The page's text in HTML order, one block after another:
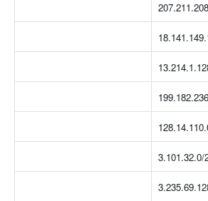
3.101.32.0/